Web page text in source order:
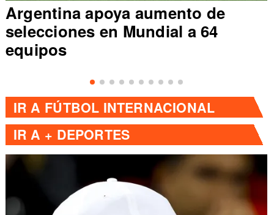
Argentina apoya aumento de
selecciones en Mundial a 64
equipos
IR A FÚTBOL INTERNACIONAL
IR A + DEPORTES